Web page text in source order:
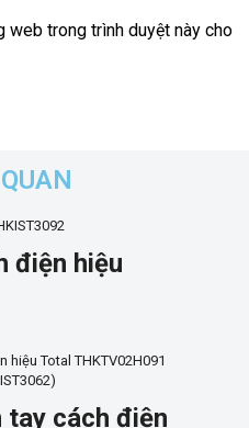
web trong trình duyệt này cho
điện hiệu
tay cách điện